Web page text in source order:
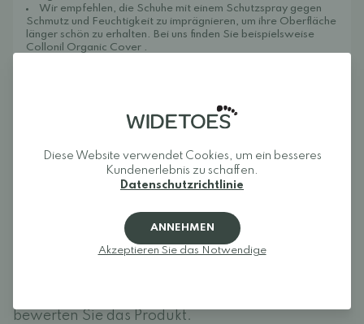
Wir empfehlen, die Schuhe mit einem Schutzspray gegen
Schmutz und Feuchtigkeit zu imprägnieren, um ihre Oberfläche
länger schön zu erhalten. Bei uns finden Sie beispielsweise
Collonil Organic Cover .
Melden Sie sich an und bewerten Sie das Produkt.
Rezensionen (0)
bewerten Sie das Produkt.
Diese Website verwendet Cookies, um ein besseres
Kundenerlebnis zu schaffen.
Datenschutzrichtlinie
ANNEHMEN
Akzeptieren Sie das Notwendige